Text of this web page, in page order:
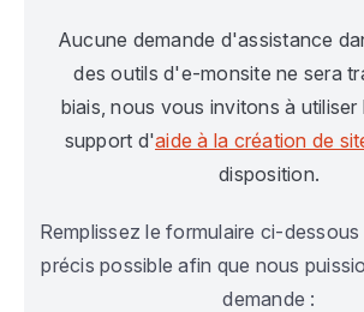
Aucune demande d'assistance
des outils d'e-monsite ne sera
biais, nous vous invitons à utiliser
support d'aide à la création de
disposition.
Remplissez le formulaire ci-
précis possible afin que nous
demande :